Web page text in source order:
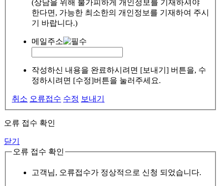
(상담을 위해 불가피하게 개인정보를 기재하셔야
한다면, 가능한 최소한의 개인정보를 기재하여 주시
기 바랍니다.)
메일주소
작성하신 내용을 완료하시려면 [보내기] 버튼을, 수
정하시려면 [수정]버튼을 눌러주세요.
취소 오류접수 수정 보내기
오류 접수 확인
닫기
오류 접수 확인
고객님, 오류접수가 정상적으로 신청 되었습니다.